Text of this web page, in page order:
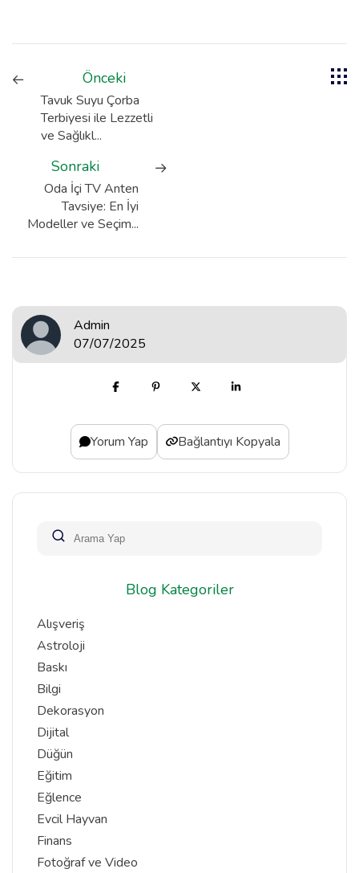
Önceki
Tavuk Suyu Çorba
Terbiyesi ile Lezzetli
ve Sağlıkl...
Sonraki
Oda İçi TV Anten
Tavsiye: En İyi
Modeller ve Seçim...
Admin
07/07/2025
Yorum Yap Bağlantıyı Kopyala
Blog Kategoriler
Alışveriş
Astroloji
Baskı
Bilgi
Dekorasyon
Dijital
Düğün
Eğitim
Eğlence
Evcil Hayvan
Finans
Fotoğraf ve Video